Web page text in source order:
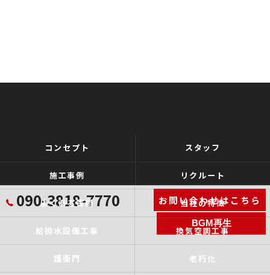
090-3818-7770 お問い合わせはこちら
BGM再生
コンセプト スタッフ
施工事例 リクルート
よくある質問 当社の特徴
給排水設備工事 換気空調工事
護衛門 老朽化